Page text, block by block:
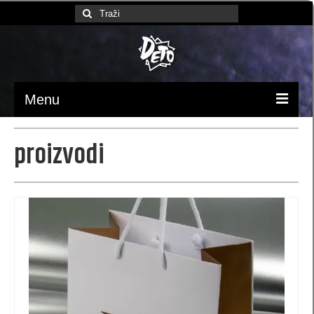
Search
for:
Menu
Ambalaža / pakovanje
luksuzne kese
Papirne kese (MB)
kese 370x245x90 (MBX)
kese 170 x 260 x 60 (SB)
proizvodi